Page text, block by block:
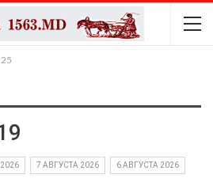
25
7 АВГУСТА 2026 6 АВГУСТА 2026